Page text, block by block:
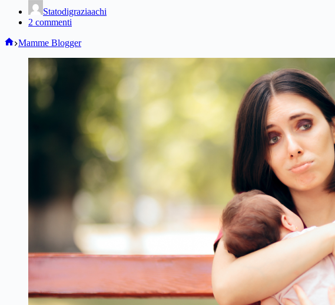
Statodigraziaachi
2 commenti
Home
Mamme Blogger